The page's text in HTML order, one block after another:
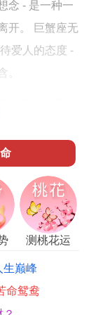
念 - 是一种一
开。 巨蟹座无
爱人的态度 -
。
世界上最爱自
念 狮子座无法
寞的感觉,一种
、也会送对方
足的讨好的小
达，就会让狮
无法停止的想
测桃花运
生巅峰
命鸳鸯